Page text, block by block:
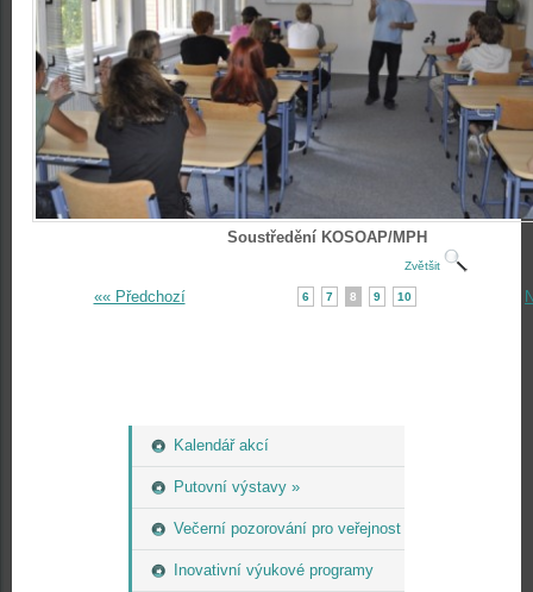
Kalendář akcí
Putovní výstavy »
Večerní pozorování pro veřejnost
Inovativní výukové programy
Soustředění KOSOAP/MPH
Zvětšit
«« Předchozí 6 7 8 9 10